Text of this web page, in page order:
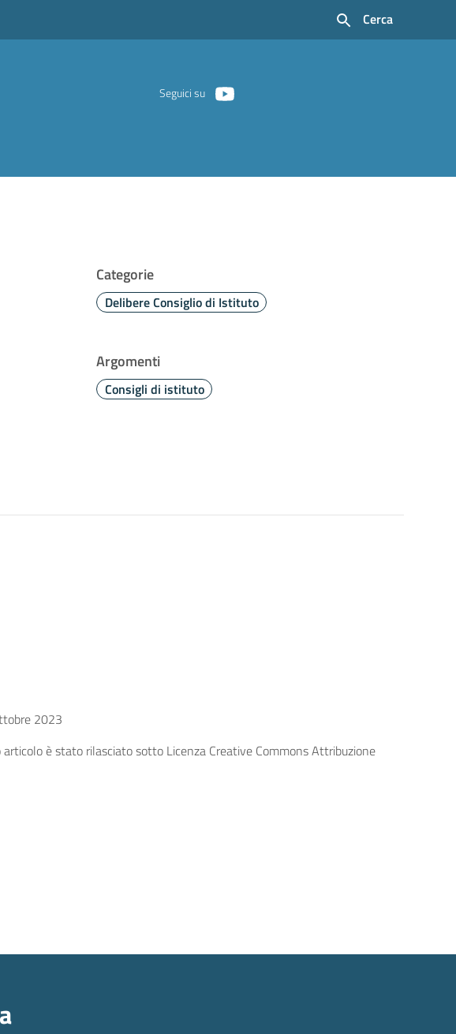
Cerca
Seguici su
Categorie
Delibere Consiglio di Istituto
Argomenti
Consigli di istituto
2023
è stato rilasciato sotto Licenza Creative Commons Attribuzione